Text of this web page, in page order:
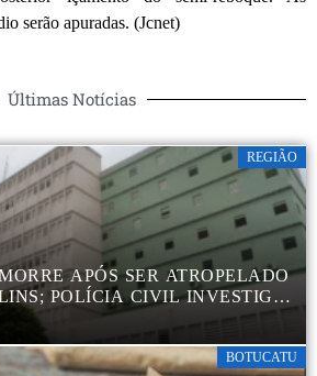
serão apuradas. (Jcnet)
Últimas Notícias
REGIÃO
APÓS SER ATROPELADO
POLÍCIA CIVIL INVESTIGA
BOTUCATU